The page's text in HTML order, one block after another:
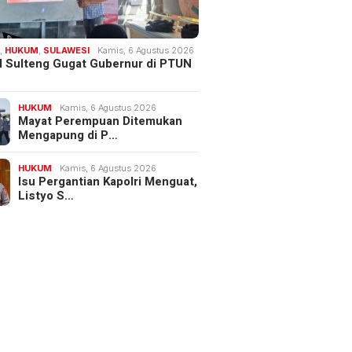
, HUKUM, SULAWESI Kamis, 6 Agustus 2026
Sulteng Gugat Gubernur di PTUN
HUKUM Kamis, 6 Agustus 2026
Mayat Perempuan Ditemukan
Mengapung di P…
HUKUM Kamis, 6 Agustus 2026
Isu Pergantian Kapolri Menguat,
Listyo S…